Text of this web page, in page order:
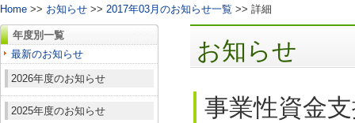
Home >> お知らせ >> 2017年03月のお知らせ一覧 >> 詳細
年度別一覧
最新のお知らせ
2026年度のお知らせ
2025年度のお知らせ
お知らせ
事業性資金